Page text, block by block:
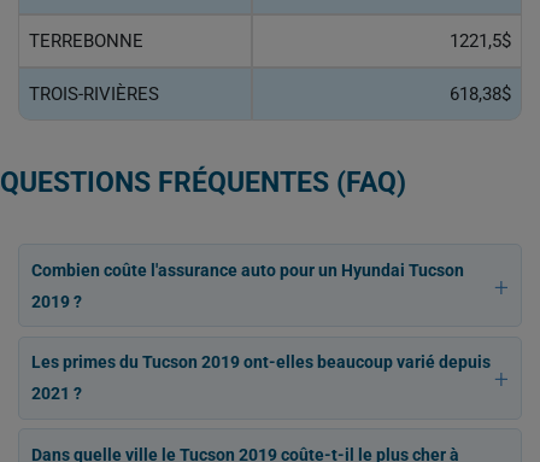
TERREBONNE 1221,5$
TROIS-RIVIÈRES 618,38$
QUESTIONS FRÉQUENTES (FAQ)
Combien coûte l'assurance auto pour un Hyundai Tucson
2019 ?
Les primes du Tucson 2019 ont-elles beaucoup varié depuis
2021 ?
Dans quelle ville le Tucson 2019 coûte-t-il le plus cher à